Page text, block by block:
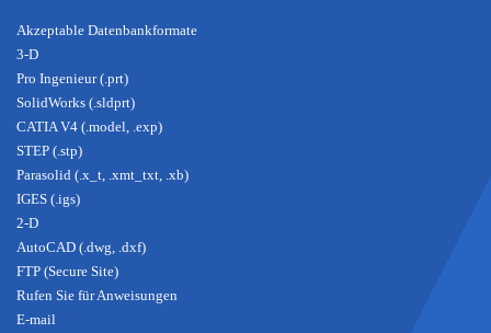
Akzeptable Datenbankformate
3-D
Pro Ingenieur (.prt)
SolidWorks (.sldprt)
CATIA V4 (.model, .exp)
STEP (.stp)
Parasolid (.x_t, .xmt_txt, .xb)
IGES (.igs)
2-D
AutoCAD (.dwg, .dxf)
FTP (Secure Site)
Rufen Sie für Anweisungen
E-mail